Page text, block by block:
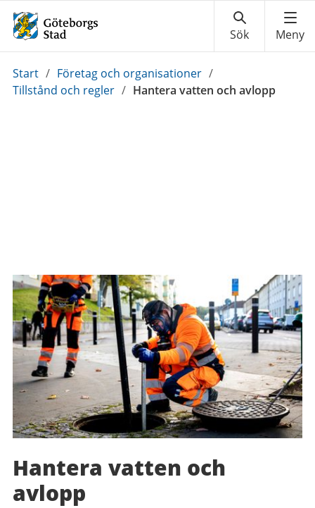
Du
är
Start / Företag och organisationer /
Tillstånd och regler / Hantera vatten och avlopp
Hantera vatten och
avlopp